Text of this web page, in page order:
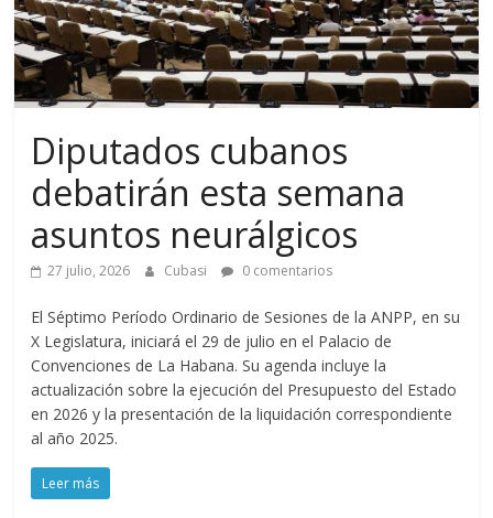
Diputados cubanos
debatirán esta semana
asuntos neurálgicos
27 julio, 2026 Cubasi 0 comentarios
El Séptimo Período Ordinario de Sesiones de la ANPP, en su
X Legislatura, iniciará el 29 de julio en el Palacio de
Convenciones de La Habana. Su agenda incluye la
actualización sobre la ejecución del Presupuesto del Estado
en 2026 y la presentación de la liquidación correspondiente
al año 2025.
Leer más